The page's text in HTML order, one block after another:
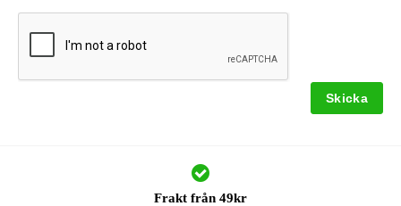
Frakt från 49kr